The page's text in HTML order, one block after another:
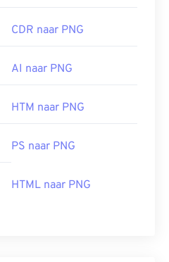
CDR naar PNG
AI naar PNG
HTM naar PNG
PS naar PNG
HTML naar PNG